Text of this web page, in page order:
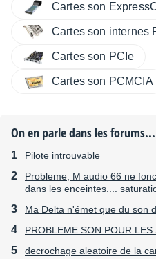
Cartes son
Cartes son internes
Cartes son PCIe
Cartes son PCMCIA
On en parle dans les forums...
Pilote introuvable
Probleme, M audio 66 ne
dans les enceintes....
Ma Delta n'émet que du son
PROBLEME SON POUR
decrochage aleatoire de la